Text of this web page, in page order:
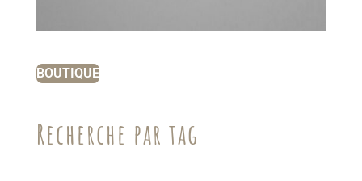
BOUTIQUE
Recherche par tag